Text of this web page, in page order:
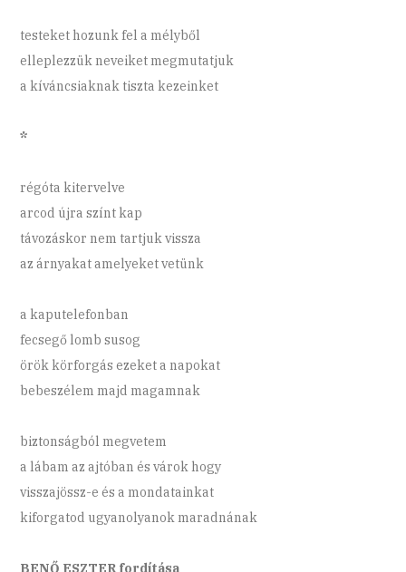
testeket hozunk fel a mélyből
elleplezzük neveiket megmutatjuk
a kíváncsiaknak tiszta kezeinket
*
régóta kitervelve
arcod újra színt kap
távozáskor nem tartjuk vissza
az árnyakat amelyeket vetünk
a kaputelefonban
fecsegő lomb susog
örök körforgás ezeket a napokat
bebeszélem majd magamnak
biztonságból megvetem
a lábam az ajtóban és várok hogy
visszajössz-e és a mondatainkat
kiforgatod ugyanolyanok maradnának
BENŐ ESZTER fordítása